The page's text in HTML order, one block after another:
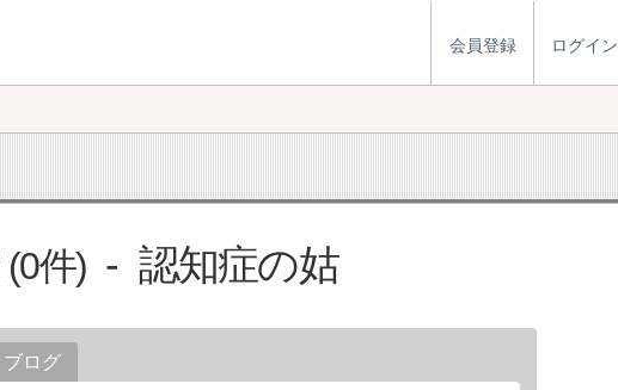
会員登録 ログイン
0 認知症の姑
ブログ